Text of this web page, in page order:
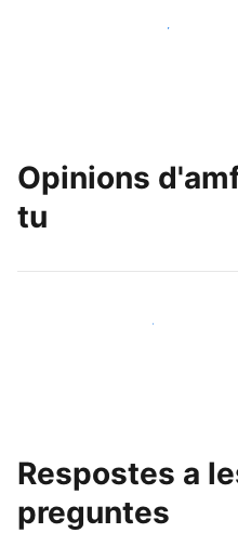
Arriba a nous clients
Opinions
tu
Uneix-te a amfitrions
Respostes a
preguntes